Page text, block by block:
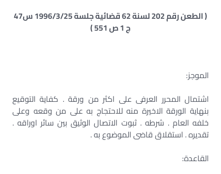
( الطعن رقم 202 لسنة 62 قضائية جلسة 1996/3/25 س47
ج 1 ص 551 )
الموجز:
اشتمال المحرر العرفى على اكثر من ورقة . كفاية التوقيع
بنهاية الورقة الاخيرة منه للاحتجاج به على من وقعه وعلى
خلفه العام . شرطه . ثبوت الاتصال الوثيق بين سائر اوراقه .
تقديره . استقلاق قاضى الموضوع به .
القاعدة: